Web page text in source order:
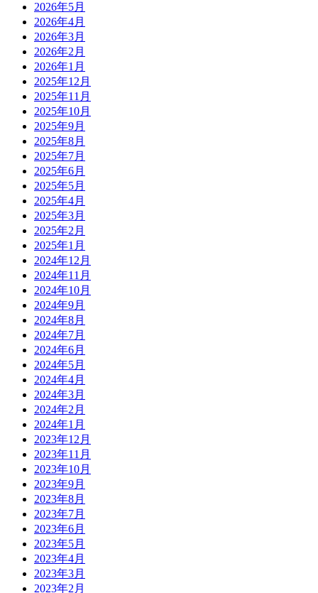
2026年5月
2026年4月
2026年3月
2026年2月
2026年1月
2025年12月
2025年11月
2025年10月
2025年9月
2025年8月
2025年7月
2025年6月
2025年5月
2025年4月
2025年3月
2025年2月
2025年1月
2024年12月
2024年11月
2024年10月
2024年9月
2024年8月
2024年7月
2024年6月
2024年5月
2024年4月
2024年3月
2024年2月
2024年1月
2023年12月
2023年11月
2023年10月
2023年9月
2023年8月
2023年7月
2023年6月
2023年5月
2023年4月
2023年3月
2023年2月